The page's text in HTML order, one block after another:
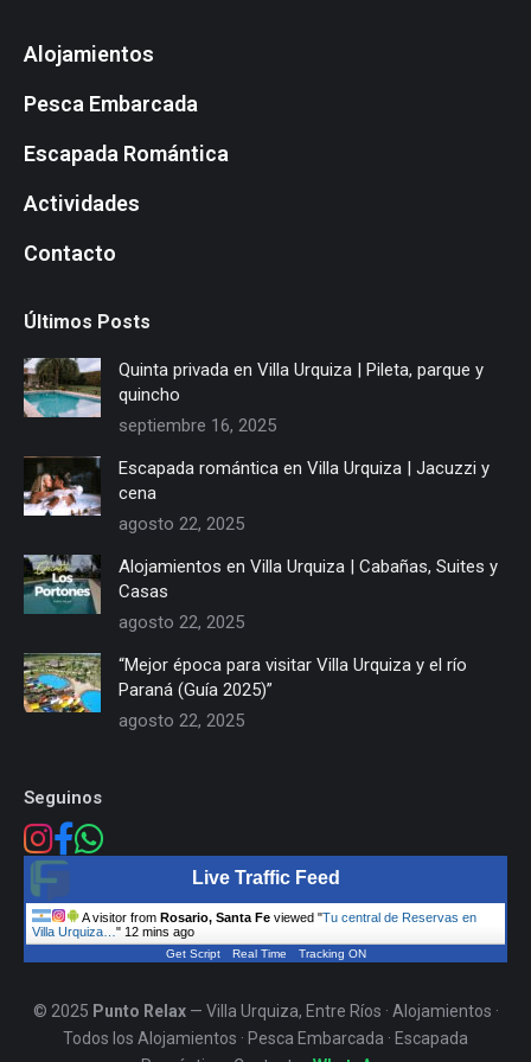
opens
new
window
opens
new
window
opens
new
window
opens
new
window
new
windowwindow
Alojamientos
Pesca Embarcada
Escapada Romántica
Actividades
Contacto
Últimos Posts
Quinta privada en Villa Urquiza | Pileta, parque y
quincho
septiembre 16, 2025
Escapada romántica en Villa Urquiza | Jacuzzi y
cena
agosto 22, 2025
Alojamientos en Villa Urquiza | Cabañas, Suites y
Casas
agosto 22, 2025
“Mejor época para visitar Villa Urquiza y el río
Paraná (Guía 2025)”
agosto 22, 2025
Seguinos
Live Traffic Feed
A visitor from Rosario, Santa Fe viewed "Tu central de Reservas en
Villa Urquiza… " 12 mins ago
Get Script Real Time Tracking ON
© 2025 Punto Relax— Villa Urquiza, Entre Ríos · Alojamientos ·
Todos los Alojamientos · Pesca Embarcada · Escapada